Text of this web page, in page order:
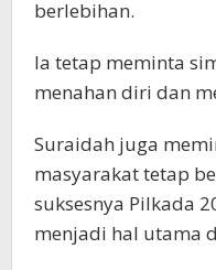
berlebihan.
Ia tetap meminta
menahan diri dan
Suraidah juga
masyarakat tetap
suksesnya Pilkada
menjadi hal utama